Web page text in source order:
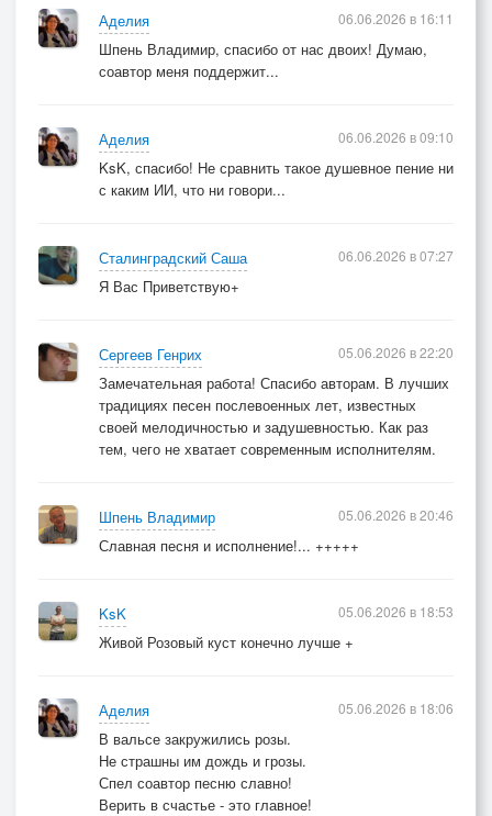
Аделия
Шпень Владимир, спасибо от нас двоих! Думаю,
соавтор меня поддержит...
06.06.2026 в 16:11
Аделия
KsK, спасибо! Не сравнить такое душевное пение ни
с каким ИИ, что ни говори...
06.06.2026 в 09:10
Сталинградский Саша
Я Вас Приветствую+
06.06.2026 в 07:27
Сергеев Генрих
Замечательная работа! Спасибо авторам. В лучших
традициях песен послевоенных лет, известных
своей мелодичностью и задушевностью. Как раз
тем, чего не хватает современным исполнителям.
05.06.2026 в 22:20
Шпень Владимир
Славная песня и исполнение!... +++++
05.06.2026 в 20:46
KsK
Живой Розовый куст конечно лучше +
05.06.2026 в 18:53
Аделия
В вальсе закружились розы.
Не страшны им дождь и грозы.
Спел соавтор песню славно!
Верить в счастье - это главное!
05.06.2026 в 18:06